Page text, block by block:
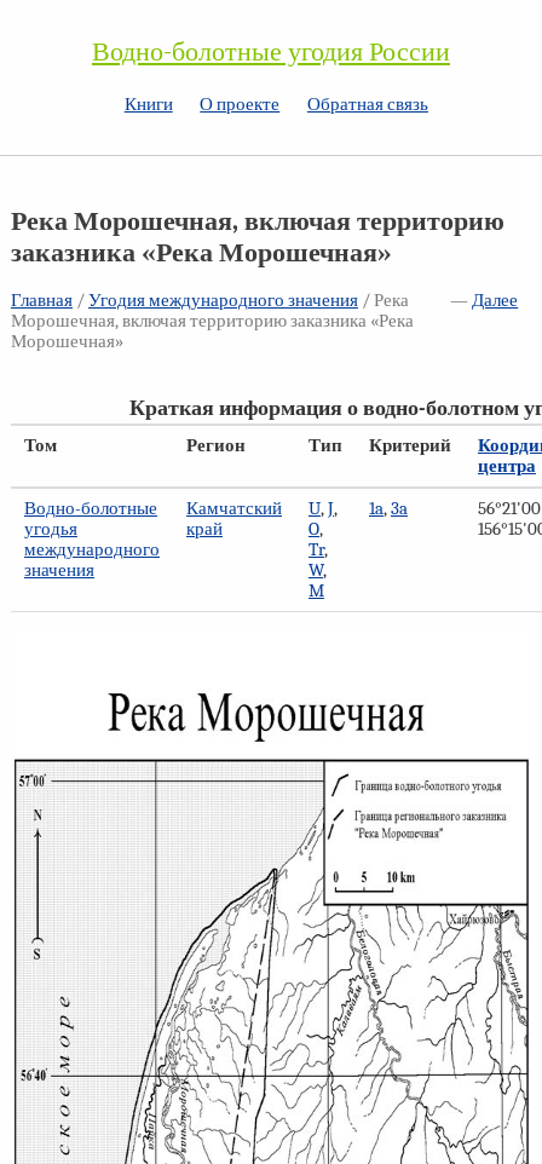
Водно-болотные угодия России
Книги О проекте Обратная связь
Река Морошечная, включая территорию
заказника «Река Морошечная»
Главная/ —Далее
Угодия международного значения/ Река
Морошечная, включая территорию заказника «Река
Морошечная»
Краткая информация о водно-болотном
Том Регион Тип Критерий
центра
Водно-болотные
угодья
международного
значения
Камчатский
край
U,J,
O,
Tr,
W,
M
1a,3a